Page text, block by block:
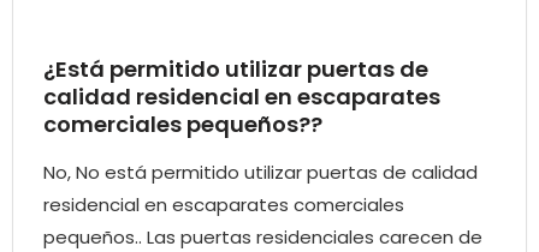
¿Está permitido utilizar puertas de
calidad residencial en escaparates
comerciales pequeños??
No, No está permitido utilizar puertas de calidad
residencial en escaparates comerciales
pequeños.. Las puertas residenciales carecen de